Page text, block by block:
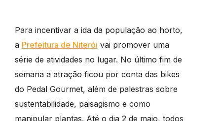
Para incentivar a ida da população ao horto,
a Prefeitura de Niterói vai promover uma
série de atividades no lugar. No último fim de
semana a atração ficou por conta das bikes
do Pedal Gourmet, além de palestras sobre
sustentabilidade, paisagismo e como
manipular plantas. Até o dia 2 de maio, todos